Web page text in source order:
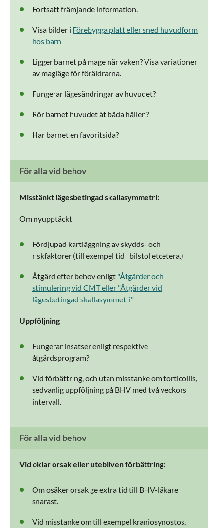
Fortsatt främjande information.
Visa bilder i Förebygga platt eller sned huvudform
hos barn
Ligger barnet på mage när vaken? Visa variationer
av magläge för föräldrarna.
Fungerar lägesändringar av huvudet?
Rör barnet huvudet åt båda hållen?
Har barnet en favoritsida?
För alla vid behov
Misstänkt lägesbetingad skallasymmetri:
Om nyupptäckt:
Fördjupad kartläggning av skydds- och
riskfaktorer (till exempel tid i bilstol etcetera.)
Åtgärd efter behov enligt "Åtgärder och
stimulering vid CMT eller "Åtgärder vid
lägesbetingad skallasymmetri"
Uppföljning
Fungerar insatser enligt respektive
åtgärdsprogram?
Vid förbättring, och utan misstanke om torticollis,
sedvanlig uppföljning på BHV med två veckors
intervall.
För alla vid behov
Vid oklar orsak eller utebliven förbättring:
Om osäker orsak ge extra tid till BHV-läkare
snarast.
Vid misstanke om till exempel kraniosynostos,